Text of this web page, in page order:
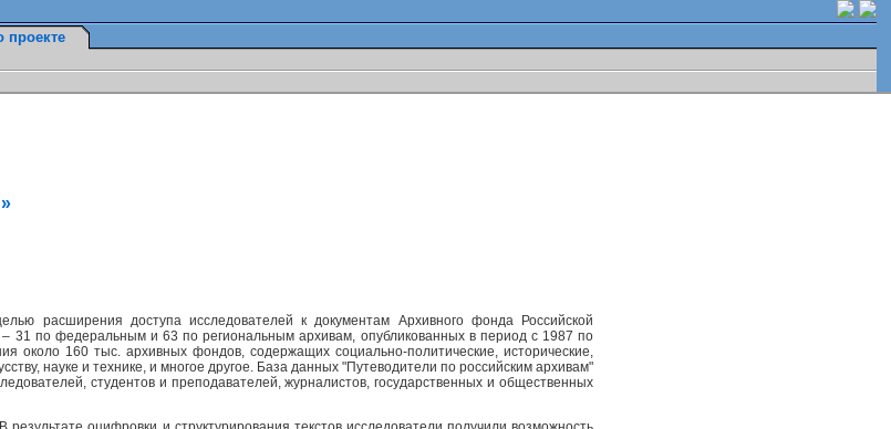
проекте
расширения доступа исследователей к документам Архивного фонда Российской
31 по федеральным и 63 по региональным архивам, опубликованных в период с 1987 по
около 160 тыс. архивных фондов, содержащих социально-политические, исторические,
науке и технике, и многое другое. База данных "Путеводители по российским архивам"
студентов и преподавателей, журналистов, государственных и общественных